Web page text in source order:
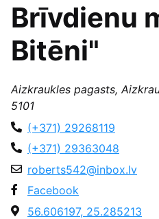
Brīvdienu
Bitēni"
Aizkraukles pagasts,
5101
(+371) 29268119
(+371) 29363048
roberts542@inbox.lv
Facebook
56.606197, 25.285213